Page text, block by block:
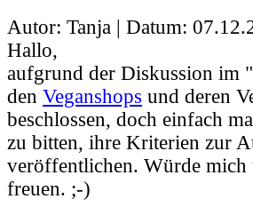
Autor: Tanja | Datum:
Hallo,
aufgrund der Diskussion im
den Veganshops und deren
beschlossen, doch einfach
zu bitten, ihre Kriterien zur
veröffentlichen. Würde mich
freuen. ;-)